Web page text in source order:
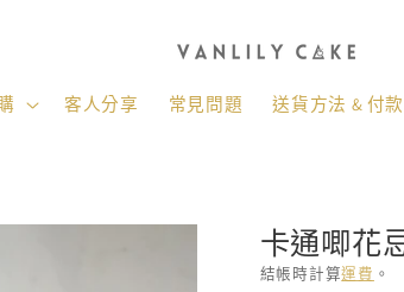
客人分享 常見問題 送貨方法 & 付
卡通唧花
結帳時計算運費 。